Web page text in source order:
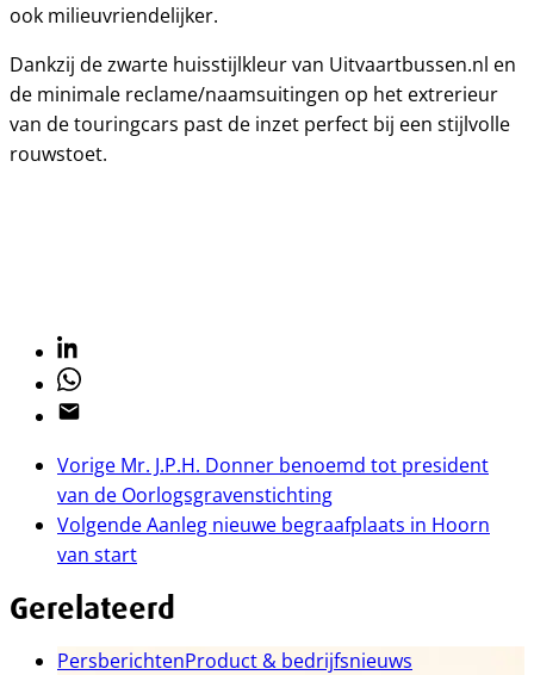
ook milieuvriendelijker.
Dankzij de zwarte huisstijlkleur van Uitvaartbussen.nl en
de minimale reclame/naamsuitingen op het extrerieur
van de touringcars past de inzet perfect bij een stijlvolle
rouwstoet.
Linkedin
Whatsapp
Email
Vorige Mr. J.P.H. Donner benoemd tot president
van de Oorlogsgravenstichting
VolgendeAanleg nieuwe begraafplaats in Hoorn
van start
Gerelateerd
PersberichtenProduct & bedrijfsnieuws